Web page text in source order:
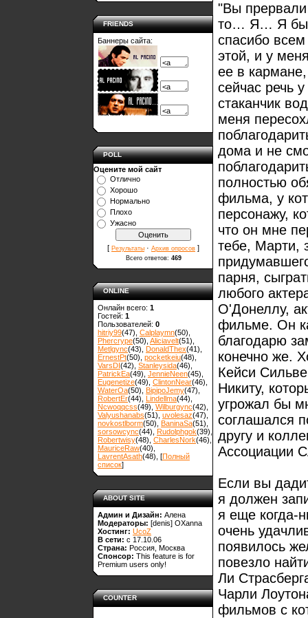
FRIENDS
Баннеры сайта:
POLL
Оцените мой сайт
Отлично
Хорошо
Нормально
Плохо
Ужасно
[ Результаты · Архив опросов ]
Всего ответов: 469
ONLINE
Онлайн всего: 1
Гостей: 1
Пользователей: 0
hitriy99(47) Calplaymn(50)
Phercrype(50) Aliciavelt(51)
Metlgync(43) DonaldThex(41)
ErnestPt(50) pocketkeiu(48)
VarsDI(42) Stanleysida(46)
PatrickEa(49) JennieNeen(45)
Eugenetize(49) ClintonNear(46)
WaterOa(50) BipipoJemy(47)
RobertEr(44) Lindellma(44)
Ncwoqqcss(49) Wilburgync(42)
Valyushanabs(51) uvolesaz(47)
novkostlborm(50) ВaninaSa(51)
sorsowcync(44) Rudolphgok(39)
Robertwisy(48) CharlesNork(46)
MauriceRaw(40)
LavrentAsath(48) , [Полный
список]
ABOUT SITE
Админ и Дизайн: Алена
Модераторы: [denis] OXanna
Хостинг: UcoZ
В сети: с 17.10.06
Страна: Россия, Москва
Спонсор: This feature is for
Premium users only!
COUNTER
"Вы
то… Я… Я был
спасибо
этой, и у
ее в
сейчас речь
стаканчик
меня
дома и не
полностью
фильма, у
персонажу,
что он мне
тебе, Марти,
парня,
любого
О'Донеллу,
фильме. Он
благодарю
конечно же.
Кейси
Никиту,
угрожал бы
соглашался
другу и
Ассоциации
Если вы
я должен
я еще когда-
очень
появилось
повезло
Ли
Чарли
фильмов с